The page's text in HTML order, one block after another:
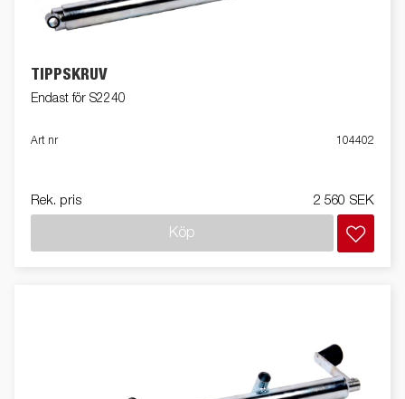
TIPPSKRUV
Endast för S2240
Art nr 104402
Rek. pris 2 560 SEK
Köp